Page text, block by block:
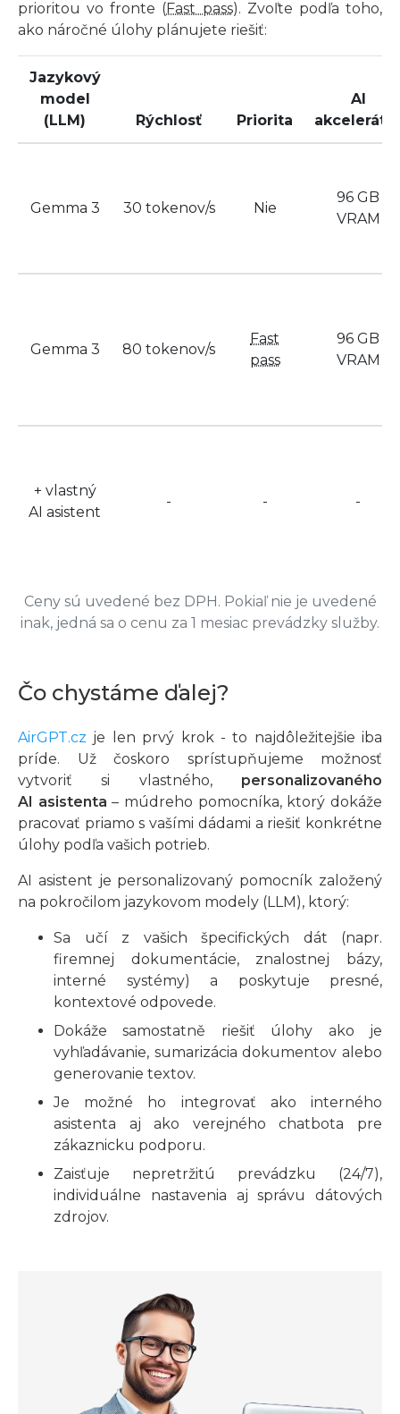
prioritou vo fronte (Fast pass). Zvoľte podľa toho,
ako náročné úlohy plánujete riešiť:
Jazykový
model
(LLM)
Rýchlosť Priorita
AI
Gemma 3 30 tokenov/s Nie
96 GB
VRAM
Gemma 3 80 tokenov/s
Fast
pass
96 GB
VRAM
+ vlastný
AI asistent
- - -
Ceny sú uvedené bez DPH. Pokiaľ nie je uvedené
inak, jedná sa o cenu za 1 mesiac prevádzky služby.
Čo chystáme ďalej?
AirGPT.cz je len prvý krok - to najdôležitejšie iba
príde. Už čoskoro sprístupňujeme možnosť
vytvoriť si vlastného, personalizovaného
AI asistenta – múdreho pomocníka, ktorý dokáže
pracovať priamo s vašími dádami a riešiť konkrétne
úlohy podľa vašich potrieb.
AI asistent je personalizovaný pomocník založený
na pokročilom jazykovom modely (LLM), ktorý:
Sa učí z vašich špecifických dát (napr.
firemnej dokumentácie, znalostnej bázy,
interné systémy) a poskytuje presné,
kontextové odpovede.
Dokáže samostatně riešiť úlohy ako je
vyhľadávanie, sumarizácia dokumentov alebo
generovanie textov.
Je možné ho integrovať ako interného
asistenta aj ako verejného chatbota pre
zákaznicku podporu.
Zaisťuje nepretržitú prevádzku (24/7),
individuálne nastavenia aj správu dátových
zdrojov.